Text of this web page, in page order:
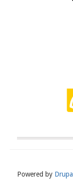
Powered by Drupal